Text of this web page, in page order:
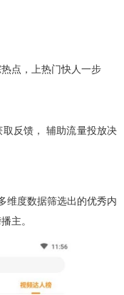
点，上热门快人一步
反馈， 辅助流量投放决
维度数据筛选出的优秀内
主。